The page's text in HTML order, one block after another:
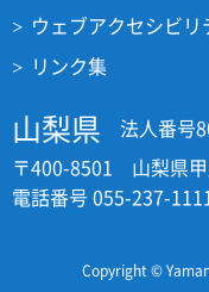
ウェブアクセシビリ
リンク集
山梨県
法人番号
〒400-8501 山梨県
電話番号 055-237-
Copyright ©